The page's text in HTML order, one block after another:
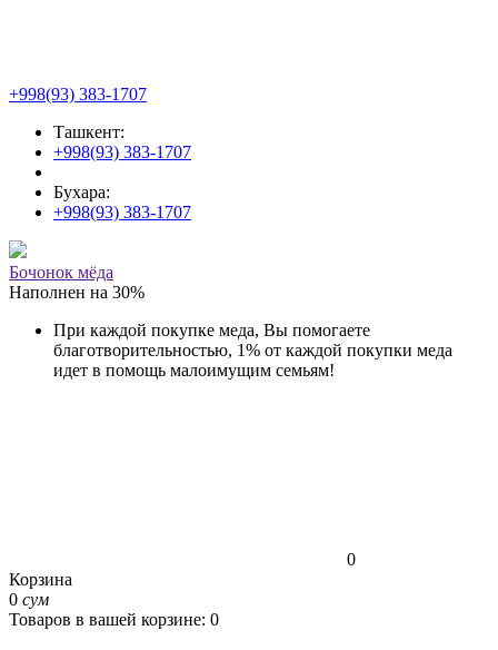
+998(93) 383-1707
Ташкент:
+998(93) 383-1707
Бухара:
+998(93) 383-1707
Бочонок мёда
Наполнен на 30%
При каждой покупке меда, Вы помогаете
благотворительностью, 1% от каждой покупки меда
идет в помощь малоимущим семьям!
0
Корзина
0 сум
Товаров в вашей корзине: 0